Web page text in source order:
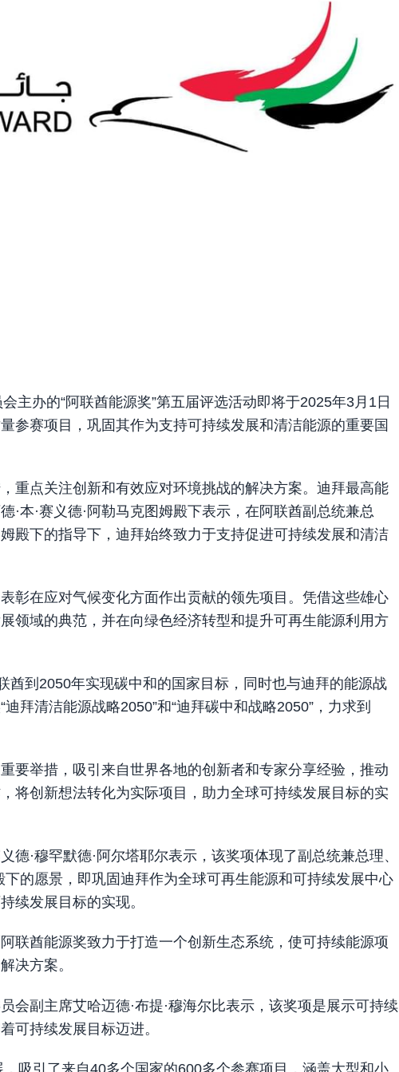
主办的“阿联酋能源奖”第五届评选活动即将于2025年3月1日
参赛项目，巩固其作为支持可持续发展和清洁能源的重要国
重点关注创新和有效应对环境挑战的解决方案。迪拜最高能
本·赛义德·阿勒马克图姆殿下表示，在阿联酋副总统兼总
殿下的指导下，迪拜始终致力于支持促进可持续发展和清洁
彰在应对气候变化方面作出贡献的领先项目。凭借这些雄心
领域的典范，并在向绿色经济转型和提升可再生能源利用方
酋到2050年实现碳中和的国家目标，同时也与迪拜的能源战
拜清洁能源战略2050”和“迪拜碳中和战略2050”，力求到
要举措，吸引来自世界各地的创新者和专家分享经验，推动
将创新想法转化为实际项目，助力全球可持续发展目标的实
·穆罕默德·阿尔塔耶尔表示，该奖项体现了副总统兼总理、
的愿景，即巩固迪拜作为全球可再生能源和可持续发展中心
续发展目标的实现。
联酋能源奖致力于打造一个创新生态系统，使可持续能源项
决方案。
会副主席艾哈迈德·布提·穆海尔比表示，该奖项是展示可持续
可持续发展目标迈进。
吸引了来自40多个国家的600多个参赛项目，涵盖大型和小